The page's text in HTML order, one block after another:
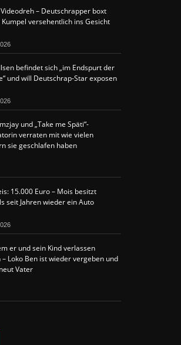
– Deutschrapper boxt
versehentlich ins Gesicht
befindet sich „im Endspurt der
und will Deutschrap-Star exposen
und „Take me Späti“-
verraten mit wie vielen
sie geschlafen haben
15.000 Euro – Mois besitzt
seit Jahren wieder ein Auto
er und sein Kind verlassen
Loko Ben ist wieder vergeben und
Vater